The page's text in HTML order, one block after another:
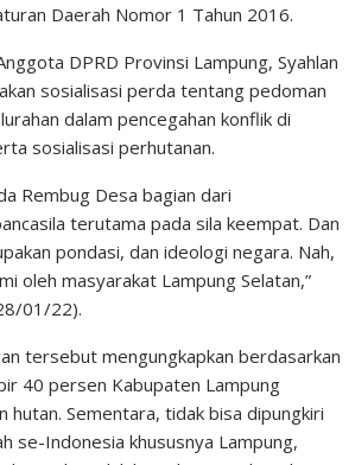
Daerah Nomor 1 Tahun 2016.
DPRD Provinsi Lampung, Syahlan
sosialisasi perda tentang pedoman
dalam pencegahan konflik di
sosialisasi perhutanan.
Rembug Desa bagian dari
terutama pada sila keempat. Dan
pondasi, dan ideologi negara. Nah,
oleh masyarakat Lampung Selatan,”
01/22).
tersebut mengungkapkan berdasarkan
40 persen Kabupaten Lampung
hutan. Sementara, tidak bisa dipungkiri
se-Indonesia khususnya Lampung,